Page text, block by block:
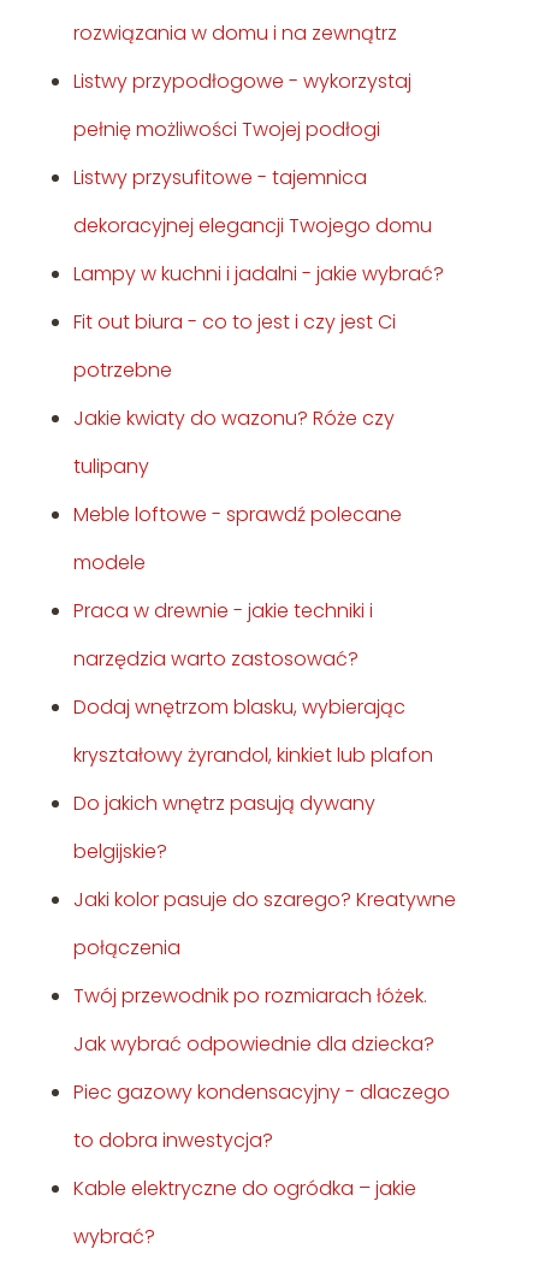
rozwiązania w domu i na zewnątrz
Listwy przypodłogowe - wykorzystaj
pełnię możliwości Twojej podłogi
Listwy przysufitowe - tajemnica
dekoracyjnej elegancji Twojego domu
Lampy w kuchni i jadalni - jakie wybrać?
Fit out biura - co to jest i czy jest Ci
potrzebne
Jakie kwiaty do wazonu? Róże czy
tulipany
Meble loftowe - sprawdź polecane
modele
Praca w drewnie - jakie techniki i
narzędzia warto zastosować?
Dodaj wnętrzom blasku, wybierając
kryształowy żyrandol, kinkiet lub plafon
Do jakich wnętrz pasują dywany
belgijskie?
Jaki kolor pasuje do szarego? Kreatywne
połączenia
Twój przewodnik po rozmiarach łóżek.
Jak wybrać odpowiednie dla dziecka?
Piec gazowy kondensacyjny - dlaczego
to dobra inwestycja?
Kable elektryczne do ogródka – jakie
wybrać?